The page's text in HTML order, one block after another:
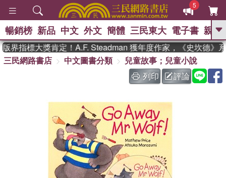
5
GO
熱搜： 東野圭吾 、 高希均教授回憶錄
The Odyssey 、 父親節 、 如果歷
史是一群喵 、 暑期推薦 、 國際布克
登輝時代 、 數學女孩：黎曼猜想
偉大的迷走神經
暢銷榜 新品 中文 外文 簡體 三民東大 電子書 親子
界指標大獎肯定！A.F. Steadman 獲年度作家，《史坎德》系
三民網路書店
中文圖書分類
兒童故事；兒童小說
列印
評論